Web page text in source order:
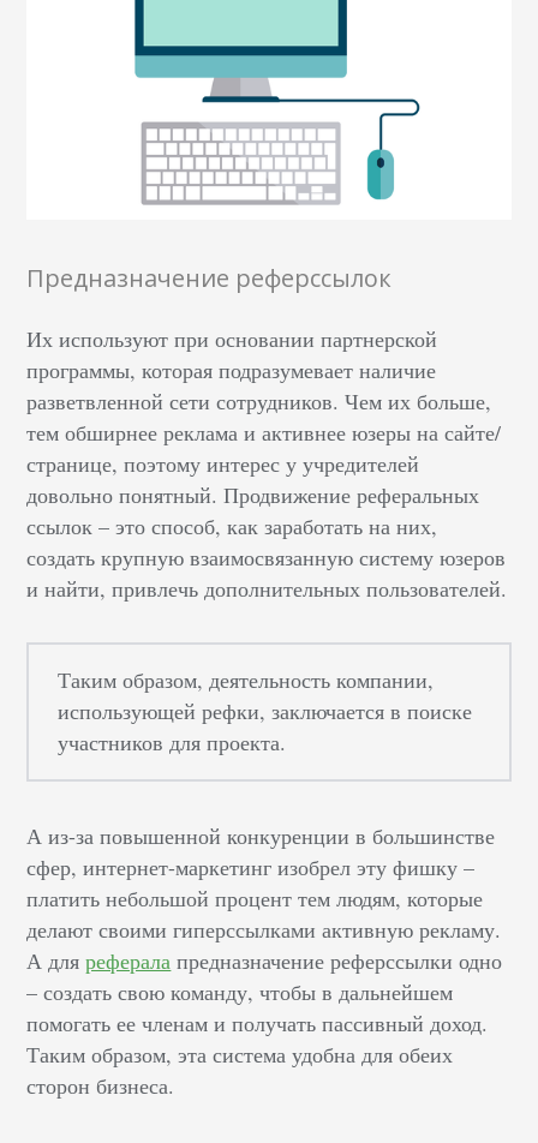
Предназначение реферссылок
Их используют при основании партнерской
программы, которая подразумевает наличие
разветвленной сети сотрудников. Чем их больше,
тем обширнее реклама и активнее юзеры на сайте/
странице, поэтому интерес у учредителей
довольно понятный. Продвижение реферальных
ссылок – это способ, как заработать на них,
создать крупную взаимосвязанную систему юзеров
и найти, привлечь дополнительных пользователей.
Таким образом, деятельность компании,
использующей рефки, заключается в поиске
участников для проекта.
А из-за повышенной конкуренции в большинстве
сфер, интернет-маркетинг изобрел эту фишку –
платить небольшой процент тем людям, которые
делают своими гиперссылками активную рекламу.
А дляреферала предназначение реферссылки одно
– создать свою команду, чтобы в дальнейшем
помогать ее членам и получать пассивный доход.
Таким образом, эта система удобна для обеих
сторон бизнеса.